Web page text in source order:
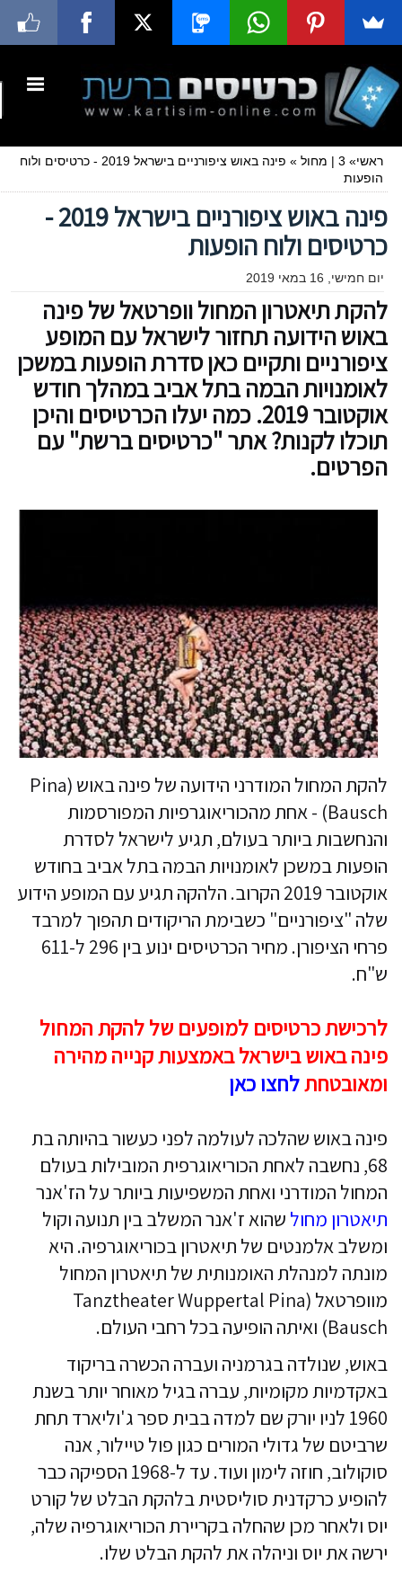
ראשי»
3
| מחול »
פינה באוש ציפורניים בישראל 2019 - כרטיסים ולוח
הופעות
פינה באוש ציפורניים בישראל 2019 -
כרטיסים ולוח הופעות
יום חמישי, 16 במאי 2019
להקת תיאטרון המחול וופרטאל של פינה
באוש הידועה תחזור לישראל עם המופע
ציפורניים ותקיים כאן סדרת הופעות במשכן
לאומנויות הבמה בתל אביב במהלך חודש
אוקטובר 2019. כמה יעלו הכרטיסים והיכן
תוכלו לקנות? אתר "כרטיסים ברשת" עם
הפרטים.
להקת המחול המודרני הידועה של פינה באוש (Pina
Bausch) - אחת מהכוריאוגרפיות המפורסמות
והנחשבות ביותר בעולם, תגיע לישראל לסדרת
הופעות במשכן לאומנויות הבמה בתל אביב בחודש
אוקטובר 2019 הקרוב. הלהקה תגיע עם המופע הידוע
שלה "ציפורניים" כשבימת הריקודים תהפוך למרבד
פרחי הציפורן. מחיר הכרטיסים ינוע בין 296 ל-611
ש"ח.
לרכישת כרטיסים למופעים של להקת המחול
פינה באוש בישראל באמצעות קנייה מהירה
ומאובטחתלחצו כאן
פינה באוש שהלכה לעולמה לפני כעשור בהיותה בת
68, נחשבה לאחת הכוריאוגרפית המובילות בעולם
המחול המודרני ואחת המשפיעות ביותר על הז'אנר
תיאטרון מחול שהוא ז'אנר המשלב בין תנועה וקול
ומשלב אלמנטים של תיאטרון בכוריאוגרפיה. היא
מונתה למנהלת האומנותית של תיאטרון המחול
מוופרטאל (Tanztheater Wuppertal Pina
Bausch) ואיתה הופיעה בכל רחבי העולם.
באוש, שנולדה בגרמניה ועברה הכשרה בריקוד
באקדמיות מקומיות, עברה בגיל מאוחר יותר בשנת
1960 לניו יורק שם למדה בבית ספר ג'וליארד תחת
שרביטם של גדולי המורים כגון פול טיילור, אנה
סוקולוב, חוזה לימון ועוד. עד ל-1968 הספיקה כבר
להופיע כרקדנית סוליסטית בלהקת הבלט של קורט
יוס ולאחר מכן שהחלה בקריירת הכוריאוגרפיה שלה,
ירשה את יוס וניהלה את להקת הבלט שלו.